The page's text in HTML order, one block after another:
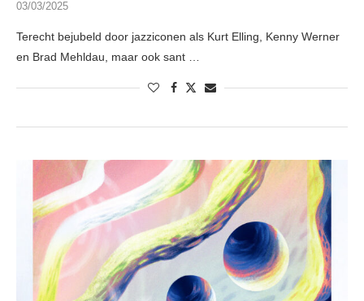
03/03/2025
Terecht bejubeld door jazziconen als Kurt Elling, Kenny Werner
en Brad Mehldau, maar ook sant …